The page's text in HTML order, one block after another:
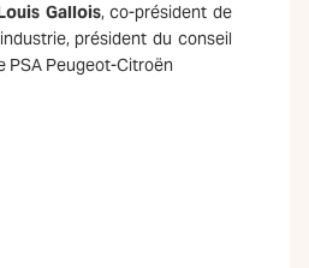
Gallois, co-président de
président du conseil
PSA Peugeot-Citroën